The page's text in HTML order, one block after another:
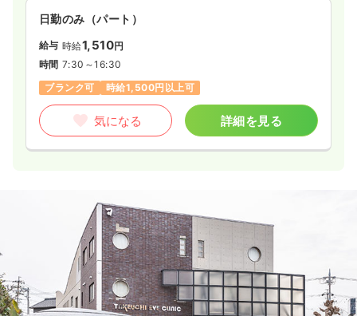
日勤のみ（パート）
給与 時給1,510円
時間 7:30～16:30
ブランク可
時給1,500円以上可
気になる 詳細を見る